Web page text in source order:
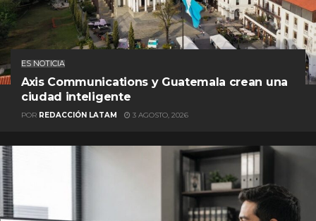
ES NOTICIA
Axis Communications y Guatemala crean una
ciudad inteligente
POR REDACCIÓN LATAM 3 AGOSTO, 2026